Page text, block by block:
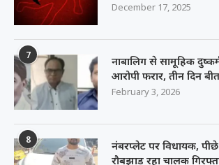
December 17, 2025
7
नाबालिग से सामूहिक
आरोपी फरार, तीन दिन
February 3, 2026
8
नंबरप्लेट पर विधायक,
रौबझाड़ रहा चालक